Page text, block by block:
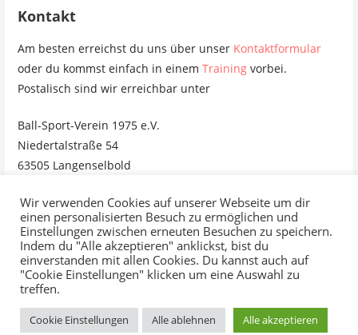
Kontakt
Am besten erreichst du uns über unser Kontaktformular
oder du kommst einfach in einemTraining vorbei.
Postalisch sind wir erreichbar unter
Ball-Sport-Verein 1975 e.V.
Niedertalstraße 54
63505 Langenselbold
Impressum Datenschutzerklärung
© 2020 Ball-Sport-Verein 1975 e.V.
Wir verwenden Cookies auf unserer Webseite um dir
einen personalisierten Besuch zu ermöglichen und
Einstellungen zwischen erneuten Besuchen zu speichern.
Indem du "Alle akzeptieren" anklickst, bist du
einverstanden mit allen Cookies. Du kannst auch auf
"Cookie Einstellungen" klicken um eine Auswahl zu
treffen.
Cookie Einstellungen Alle ablehnen Alle akzeptieren